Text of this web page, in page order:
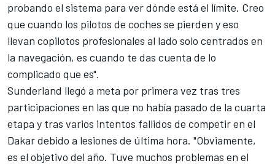
probando el sistema para ver dónde está el límite. Creo
que cuando los pilotos de coches se pierden y eso
llevan copilotos profesionales al lado solo centrados en
la navegación, es cuando te das cuenta de lo
complicado que es".
Sunderland llegó a meta por primera vez tras tres
participaciones en las que no había pasado de la cuarta
etapa y tras varios intentos fallidos de competir en el
Dakar debido a lesiones de última hora. "Obviamente,
es el objetivo del año. Tuve muchos problemas en el